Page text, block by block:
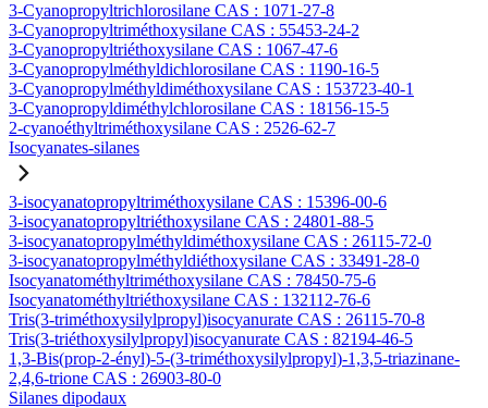
3-Cyanopropyltrichlorosilane CAS : 1071-27-8
3-Cyanopropyltriméthoxysilane CAS : 55453-24-2
3-Cyanopropyltriéthoxysilane CAS : 1067-47-6
3-Cyanopropylméthyldichlorosilane CAS : 1190-16-5
3-Cyanopropylméthyldiméthoxysilane CAS : 153723-40-1
3-Cyanopropyldiméthylchlorosilane CAS : 18156-15-5
2-cyanoéthyltriméthoxysilane CAS : 2526-62-7
Isocyanates-silanes
3-isocyanatopropyltriméthoxysilane CAS : 15396-00-6
3-isocyanatopropyltriéthoxysilane CAS : 24801-88-5
3-isocyanatopropylméthyldiméthoxysilane CAS : 26115-72-0
3-isocyanatopropylméthyldiéthoxysilane CAS : 33491-28-0
Isocyanatométhyltriméthoxysilane CAS : 78450-75-6
Isocyanatométhyltriéthoxysilane CAS : 132112-76-6
Tris(3-triméthoxysilylpropyl)isocyanurate CAS : 26115-70-8
Tris(3-triéthoxysilylpropyl)isocyanurate CAS : 82194-46-5
1,3-Bis(prop-2-ényl)-5-(3-triméthoxysilylpropyl)-1,3,5-triazinane-
2,4,6-trione CAS : 26903-80-0
Silanes dipodaux